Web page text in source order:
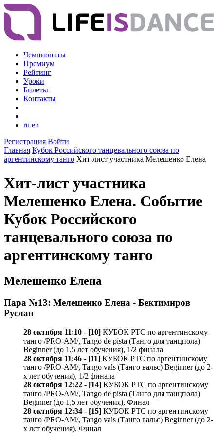
Чемпионаты
Премиум
Рейтинг
Уроки
Билеты
Контакты
ru en
Регистрация Войти
Главная Кубок Российского танцевального союза по
аргентинскому танго Хит-лист участника Мелешенко Елена
Хит-лист участника
Мелешенко Елена. Событие
Кубок Российского
танцевального союза по
аргентинскому танго
Мелешенко Елена
Пара №13: Мелешенко Елена - Бектимиров
Руслан
28 октября 11:10 - [10] КУБОК РТС по аргентинскому
танго /PRO-AM/, Tango de pista (Танго для танцпола)
Beginner (до 1,5 лет обучения), 1/2 финала
28 октября 11:46 - [11] КУБОК РТС по аргентинскому
танго /PRO-AM/, Tango vals (Танго вальс) Beginner (до 2-
х лет обучения), 1/2 финала
28 октября 12:22 - [14] КУБОК РТС по аргентинскому
танго /PRO-AM/, Tango de pista (Танго для танцпола)
Beginner (до 1,5 лет обучения), Финал
28 октября 12:34 - [15] КУБОК РТС по аргентинскому
танго /PRO-AM/, Tango vals (Танго вальс) Beginner (до 2-
х лет обучения), Финал